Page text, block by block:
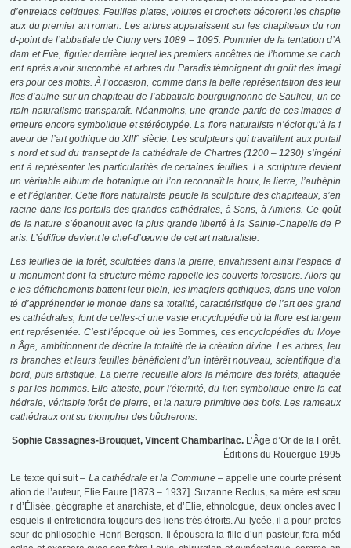
d’entrelacs celtiques. Feuilles plates, volutes et crochets décorent les chapite
aux du premier art roman. Les arbres apparaissent sur les chapiteaux du ron
d-point de l’abbatiale de Cluny vers 1089 – 1095. Pommier de la tentation d’A
dam et Eve, figuier derrière lequel les premiers ancêtres de l’homme se cach
ent après avoir succombé et arbres du Paradis témoignent du goût des imagi
ers pour ces motifs. À l‘occasion, comme dans la belle représentation des feui
lles d’aulne sur un chapiteau de l’abbatiale bourguignonne de Saulieu, un ce
rtain naturalisme transparaît. Néanmoins, une grande partie de ces images d
emeure encore symbolique et stéréotypée. La flore naturaliste n’éclot qu’à la f
aveur de l’artgothique du XIII° siècle. Les sculpteurs qui travaillent aux portail
s nord et sud du transept de la cathédrale de Chartres (1200 – 1230) s’ingéni
ent à représenter les particularités de certaines feuilles. La sculpture devient
un véritable album de botanique où l’on reconnaît le houx, le lierre, l’aubépin
e et l’églantier. Cette flore naturaliste peuple la sculpture des chapiteaux, s’en
racine dans les portails des grandes cathédrales, à Sens, à Amiens. Ce goût
de la nature s’épanouit avec la plus grande liberté à la Sainte-Chapelle de P
aris. L’édifice devient le chef-d’œuvre de cet art naturaliste.
Les feuilles de la forêt, sculptées dans la pierre, envahissent ainsi l’espace d
u monument dont la structure même rappelle les couverts forestiers. Alors qu
e les défrichements battent leur plein, les imagiers gothiques, dans une volon
té d’appréhender le monde dans sa totalité, caractéristique de l’art des grand
es cathédrales, font de celles-ci une vaste encyclopédie où la flore est largem
ent représentée. C’est l’époque où lesSommes, ces encyclopédies du Moye
n Âge, ambitionnent de décrire la totalité de la création divine. Les arbres, leu
rs branches et leurs feuilles bénéficient d’un intérêt nouveau, scientifique d’a
bord, puis artistique. La pierre recueille alors la mémoire des forêts, attaquée
s par les hommes. Elle atteste, pour l’éternité, du lien symbolique entre la cat
hédrale, véritable forêt de pierre, et la nature primitive des bois. Les rameaux
cathédraux ont su triompher des bûcherons.
Sophie Cassagnes-Brouquet, Vincent Chambarlhac. L’Âge d’Or de la Forêt.
Éditions du Rouergue 1995
Le texte qui suit – La cathédrale et la Commune– appelle une courte présent
ation de l’auteur, Elie Faure [1873 – 1937]. Suzanne Reclus, sa mère est sœu
r d’Élisée, géographe et anarchiste, et d’Elie, ethnologue, deux oncles avec l
esquels il entretiendra toujours des liens très étroits. Au lycée, il a pour profes
seur de philosophie Henri Bergson. Il épousera la fille d’un pasteur, fera méd